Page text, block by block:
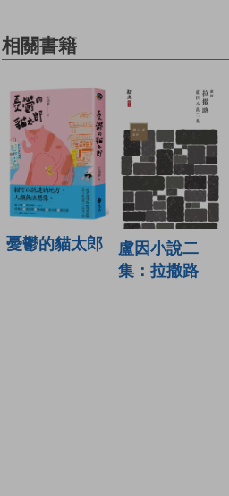
相關書籍
憂鬱的貓太郎
盧因小說二
集：拉撒路